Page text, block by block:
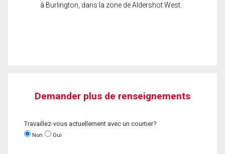
à Burlington, dans la zone de Aldershot West.
Demander plus de renseignements
Travaillez-vous actuellement avec un courtier?
Non Oui